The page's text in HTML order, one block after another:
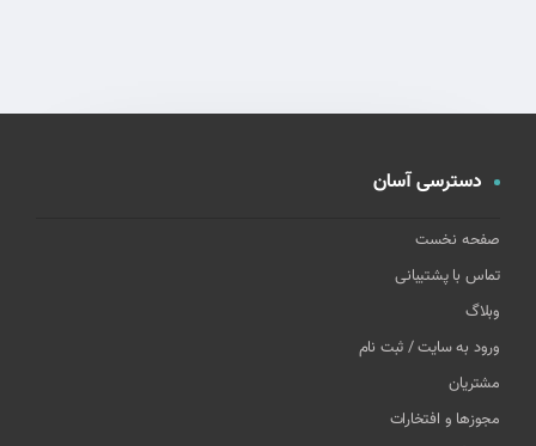
دسترسی آسان
صفحه نخست
تماس با پشتیبانی
وبلاگ
ورود به سایت / ثبت نام
مشتریان
مجوزها و افتخارات